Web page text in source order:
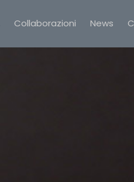
Collaborazioni News